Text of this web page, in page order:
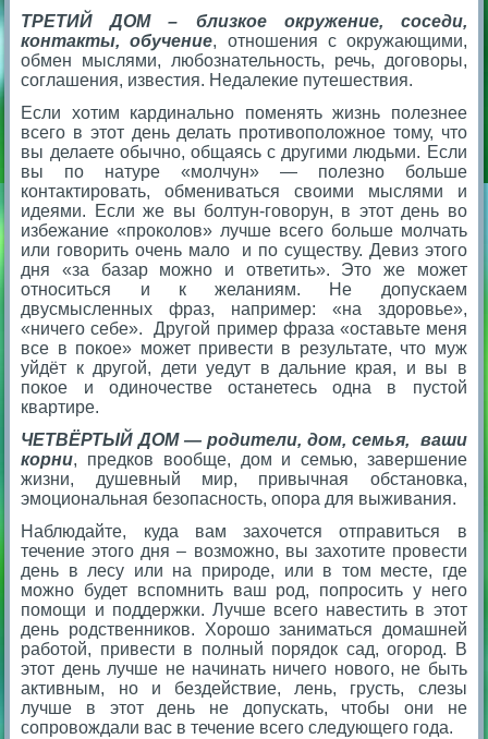
ТРЕТИЙ ДОМ – близкое окружение, соседи,
контакты, обучение, отношения с окружающими,
обмен мыслями, любознательность, речь, договоры,
соглашения, известия. Недалекие путешествия.
Если хотим кардинально поменять жизнь полезнее
всего в этот день делать противоположное тому, что
вы делаете обычно, общаясь с другими людьми. Если
вы по натуре «молчун» — полезно больше
контактировать, обмениваться своими мыслями и
идеями. Если же вы болтун-говорун, в этот день во
избежание «проколов» лучше всего больше молчать
или говорить очень мало и по существу. Девиз этого
дня «за базар можно и ответить». Это же может
относиться и к желаниям. Не допускаем
двусмысленных фраз, например: «на здоровье»,
«ничего себе». Другой пример фраза «оставьте меня
все в покое» может привести в результате, что муж
уйдёт к другой, дети уедут в дальние края, и вы в
покое и одиночестве останетесь одна в пустой
квартире.
ЧЕТВЁРТЫЙ ДОМ — родители, дом, семья, ваши
корни, предков вообще, дом и семью, завершение
жизни, душевный мир, привычная обстановка,
эмоциональная безопасность, опора для выживания.
Наблюдайте, куда вам захочется отправиться в
течение этого дня – возможно, вы захотите провести
день в лесу или на природе, или в том месте, где
можно будет вспомнить ваш род, попросить у него
помощи и поддержки. Лучше всего навестить в этот
день родственников. Хорошо заниматься домашней
работой, привести в полный порядок сад, огород. В
этот день лучше не начинать ничего нового, не быть
активным, но и бездействие, лень, грусть, слезы
лучше в этот день не допускать, чтобы они не
сопровождали вас в течение всего следующего года.